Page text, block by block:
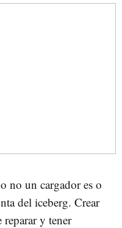
no un cargador es o
del iceberg. Crear
reparar y tener